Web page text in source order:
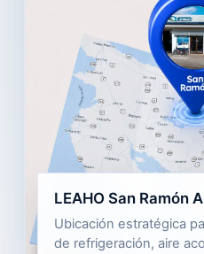
LEAHO San Ramón
Ubicación estratégica
de refrigeración, aire